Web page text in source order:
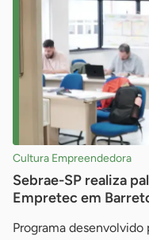
Cultura Empreendedora
Sebrae-SP realiza
Empretec em
Programa desenvolvido